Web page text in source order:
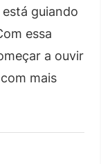
guiando
essa
a ouvir
mais